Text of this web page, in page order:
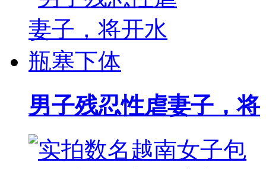
男子残忍性虐妻子，将